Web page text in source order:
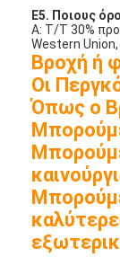
Ε5. Ποιους
Α: T/T 30%
Western Union,
Βροχή ή
Οι
Όπως ο